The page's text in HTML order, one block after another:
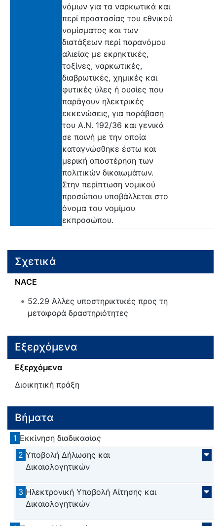
νόμων για τα ναρκωτικά και
περί προστασίας του εθνικού
νομίσματος και των
διατάξεων περί παρανόμου
αλιείας με εκρηκτικές,
τοξίνες, ναρκωτικές,
διαβρωτικές, χημικές και
φυτικές ύλες ή ουσίες που
παράγουν ηλεκτρικές
εκκενώσεις, για παράβαση
του Α.Ν. 192/36 και γενικά
σε ποινή με την οποία
καταγνώσθηκε έστω και
μερική αποστέρηση των
πολιτικών δικαιωμάτων.
Στην περίπτωση νομικού
προσώπου υποβάλλεται στο
όνομα του νομίμου
εκπροσώπου.
Σχετικά
NACE
52.29 Άλλες υποστηρικτικές προς τη
μεταφορά δραστηριότητες
Εξερχόμενα
Εξερχόμενα
Διοικητική πράξη
Βήματα
1 Εκκίνηση διαδικασίας
2 Υποβολή Δήλωσης και
Δικαιολογητικών
3 Ηλεκτρονική Υποβολή Αίτησης και
Δικαιολογητικών